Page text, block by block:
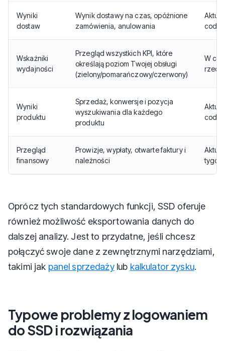
Wyniki
dostaw
Wynik dostawy na czas, opóźnione
zamówienia, anulowania
Wskaźniki
wydajności
Przegląd wszystkich KPI, które
określają poziom Twojej obsługi
(zielony/pomarańczowy/czerwony)
W
Wyniki
produktu
Sprzedaż, konwersje i pozycja
wyszukiwania dla każdego
produktu
Przegląd
finansowy
Prowizje, wypłaty, otwarte faktury i
należności
Oprócz tych standardowych funkcji, SSD oferuje
również możliwość eksportowania danych do
dalszej analizy. Jest to przydatne, jeśli chcesz
połączyć swoje dane z zewnętrznymi narzędziami,
takimi jak panel sprzedażylub kalkulator zysku.
Typowe problemy z logowaniem
do SSD i rozwiązania